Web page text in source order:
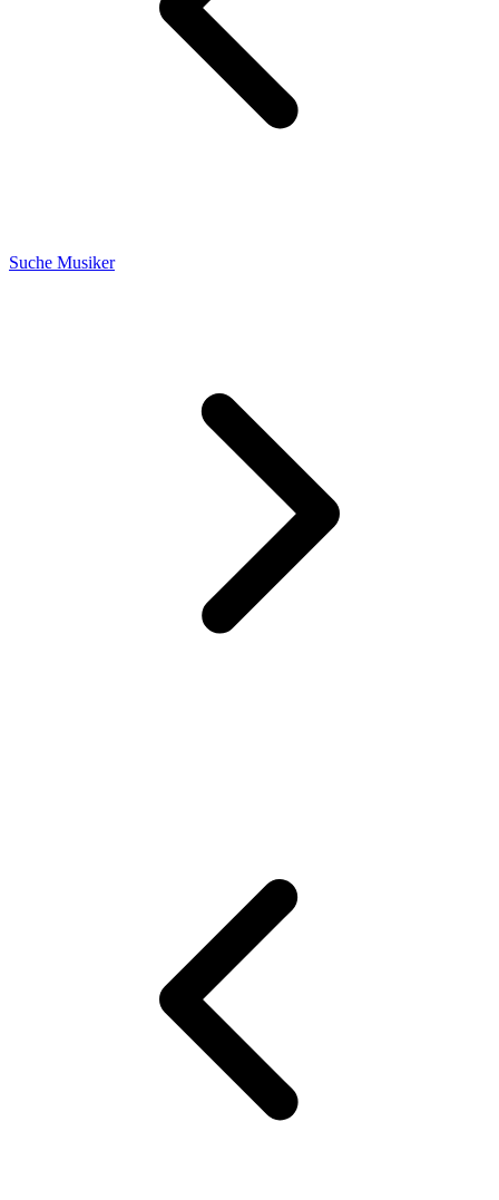
Suche Musiker